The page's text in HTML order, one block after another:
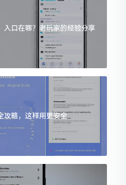
口在哪？老玩家的经验分享
攻略，这样用更安全